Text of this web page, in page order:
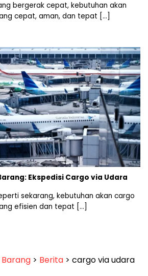
bergerak cepat, kebutuhan akan
cepat, aman, dan tepat [...]
Ekspedisi Cargo via Udara
sekarang, kebutuhan akan cargo
efisien dan tepat [...]
> Berita > cargo via udara